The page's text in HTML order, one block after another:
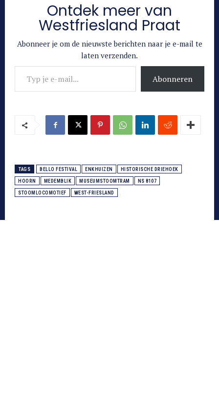
Ontdek meer van
Westfriesland Praat
Abonneer je om de nieuwste berichten naar je e-mail te
laten verzenden.
Typ je e-mail...
Abonneren
TAGS BELLO FESTIVAL ENKHUIZEN HISTORISCHE DRIEHOEK
HOORN MEDEMBLIK MUSEUMSTOOMTRAM NS 8107
STOOMLOCOMOTIEF WEST-FRIESLAND